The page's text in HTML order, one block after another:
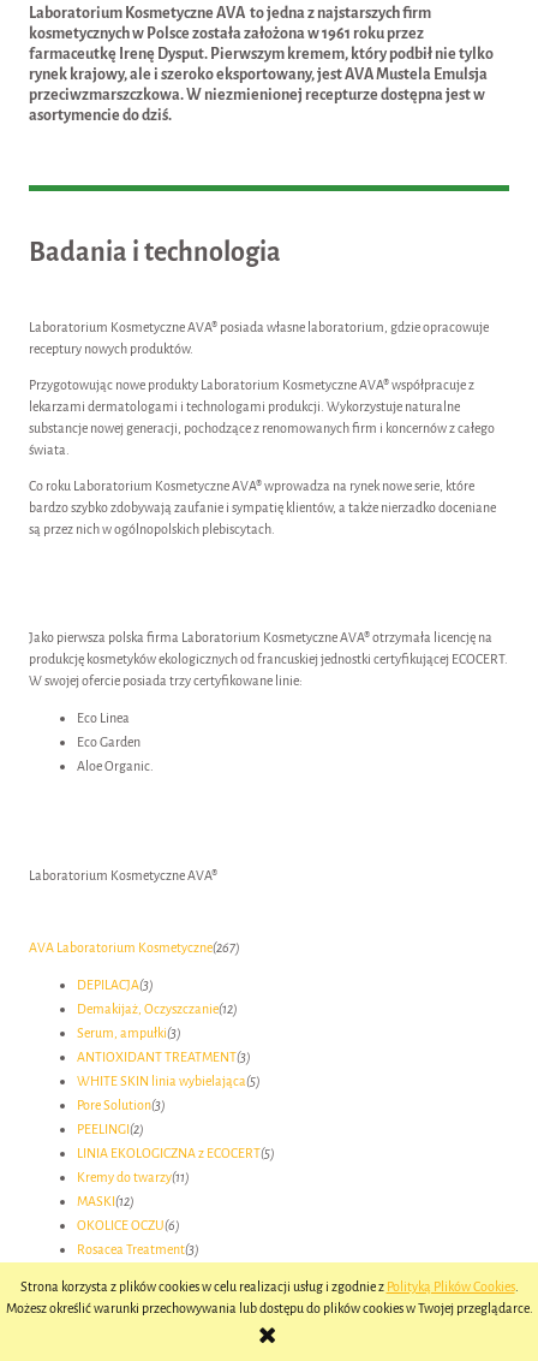
Strona korzysta z plików cookies w celu realizacji usług i zgodnie z Polityką Plików Cookies.
Możesz określić warunki przechowywania lub dostępu do plików cookies w Twojej przeglądarce.
Laboratorium Kosmetyczne AVA to jedna z najstarszych firm
kosmetycznych w Polsce została założona w 1961 roku przez
farmaceutkę Irenę Dysput. Pierwszym kremem, który podbił nie tylko
rynek krajowy, ale i szeroko eksportowany, jestAVA Mustela Emulsja
przeciwzmarszczkowa.W niezmienionej recepturze dostępna jest w
asortymencie do dziś.
Badania i technologia
Laboratorium Kosmetyczne AVA® posiada własne laboratorium, gdzie opracowuje
receptury nowych produktów.
Przygotowując nowe produkty Laboratorium Kosmetyczne AVA® współpracuje z
lekarzami dermatologami i technologami produkcji. Wykorzystuje naturalne
substancje nowej generacji, pochodzące z renomowanych firm i koncernów z całego
świata.
Co roku Laboratorium Kosmetyczne AVA® wprowadza na rynek nowe serie, które
bardzo szybko zdobywają zaufanie i sympatię klientów, a także nierzadko doceniane
są przez nich w ogólnopolskich plebiscytach.
Jako pierwsza polska firma Laboratorium Kosmetyczne AVA® otrzymała licencję na
produkcję kosmetyków ekologicznych od francuskiej jednostki certyfikującej ECOCERT.
W swojej ofercie posiada trzy certyfikowane linie:
Eco Linea
Eco Garden
Aloe Organic.
Laboratorium Kosmetyczne AVA®
AVA Laboratorium Kosmetyczne(267)
DEPILACJA(3)
Demakijaż, Oczyszczanie(12)
Serum, ampułki(3)
ANTIOXIDANT TREATMENT(3)
WHITE SKIN linia wybielająca(5)
Pore Solution(3)
PEELINGI(2)
LINIA EKOLOGICZNA z ECOCERT(5)
Kremy do twarzy(11)
MASKI(12)
OKOLICE OCZU(6)
Rosacea Treatment(3)
Maski algowe